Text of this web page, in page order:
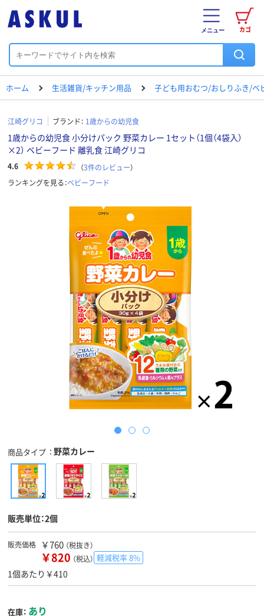
カゴ
メニュー
ホーム 生活雑貨/キッチン用品 子ども用おむつ/おしりふき/ベ
江崎グリコ ブランド： 1歳からの幼児食
1歳からの幼児食 小分けパック 野菜カレー 1セット（1個（4袋入）
×2） ベビーフード 離乳食 江崎グリコ
4.6 （3件のレビュー）
ランキングを見る：ベビーフード
商品タイプ 野菜カレー
販売単位：2個
販売価格 ￥760 （税抜き）
￥820 （税込） 軽減税率 8%
1個あたり￥410
在庫： あり